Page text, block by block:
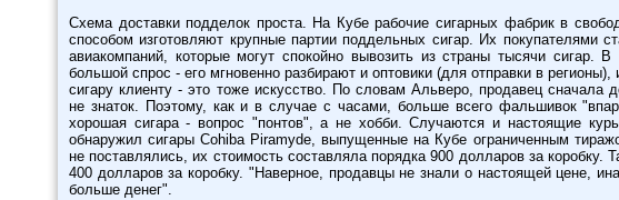
Схема доставки подделок проста. На Кубе рабочие сигарных фабрик в
способом изготовляют крупные партии поддельных сигар. Их покупателями
авиакомпаний, которые могут спокойно вывозить из страны тысячи сигар.
большой спрос - его мгновенно разбирают и оптовики (для отправки в
сигару клиенту - это тоже искусство. По словам Альверо, продавец сначала
не знаток. Поэтому, как и в случае с часами, больше всего фальшивок
хорошая сигара - вопрос "понтов", а не хобби. Случаются и настоящие
обнаружил сигары Cohiba Piramyde, выпущенные на Кубе ограниченным
не поставлялись, их стоимость составляла порядка 900 долларов за коробку.
400 долларов за коробку. "Наверное, продавцы не знали о настоящей цене,
больше денег".